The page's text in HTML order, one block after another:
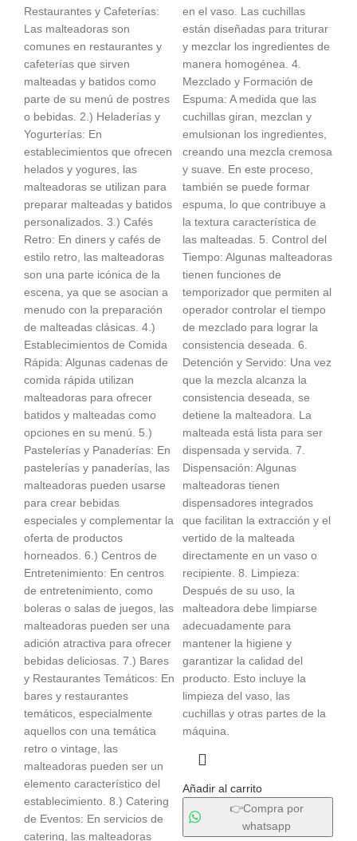
Restaurantes y Cafeterías:
Las malteadoras son
comunes en restaurantes y
cafeterías que sirven
malteadas y batidos como
parte de su menú de postres
o bebidas. 2.) Heladerías y
Yogurterías: En
establecimientos que ofrecen
helados y yogures, las
malteadoras se utilizan para
preparar malteadas y batidos
personalizados. 3.) Cafés
Retro: En diners y cafés de
estilo retro, las malteadoras
son una parte icónica de la
escena, ya que se asocian a
menudo con la preparación
de malteadas clásicas. 4.)
Establecimientos de Comida
Rápida: Algunas cadenas de
comida rápida utilizan
malteadoras para ofrecer
batidos y malteadas como
opciones en su menú. 5.)
Pastelerías y Panaderías: En
pastelerías y panaderías, las
malteadoras pueden usarse
para crear bebidas
especiales y complementar la
oferta de productos
horneados. 6.) Centros de
Entretenimiento: En centros
de entretenimiento, como
boleras o salas de juegos, las
malteadoras pueden ser una
adición atractiva para ofrecer
bebidas deliciosas. 7.) Bares
y Restaurantes Temáticos: En
bares y restaurantes
temáticos, especialmente
aquellos con una temática
retro o vintage, las
malteadoras pueden ser un
elemento característico del
establecimiento. 8.) Catering
de Eventos: En servicios de
catering, las malteadoras
en el vaso. Las cuchillas
están diseñadas para triturar
y mezclar los ingredientes de
manera homogénea. 4.
Mezclado y Formación de
Espuma: A medida que las
cuchillas giran, mezclan y
emulsionan los ingredientes,
creando una mezcla cremosa
y suave. En este proceso,
también se puede formar
espuma, lo que contribuye a
la textura característica de
las malteadas. 5. Control del
Tiempo: Algunas malteadoras
tienen funciones de
temporizador que permiten al
operador controlar el tiempo
de mezclado para lograr la
consistencia deseada. 6.
Detención y Servido: Una vez
que la mezcla alcanza la
consistencia deseada, se
detiene la malteadora. La
malteada está lista para ser
dispensada y servida. 7.
Dispensación: Algunas
malteadoras tienen
dispensadores integrados
que facilitan la extracción y el
vertido de la malteada
directamente en un vaso o
recipiente. 8. Limpieza:
Después de su uso, la
malteadora debe limpiarse
adecuadamente para
mantener la higiene y
garantizar la calidad del
producto. Esto incluye la
limpieza del vaso, las
cuchillas y otras partes de la
máquina.
Añadir al carrito
👉Compra por
whatsapp